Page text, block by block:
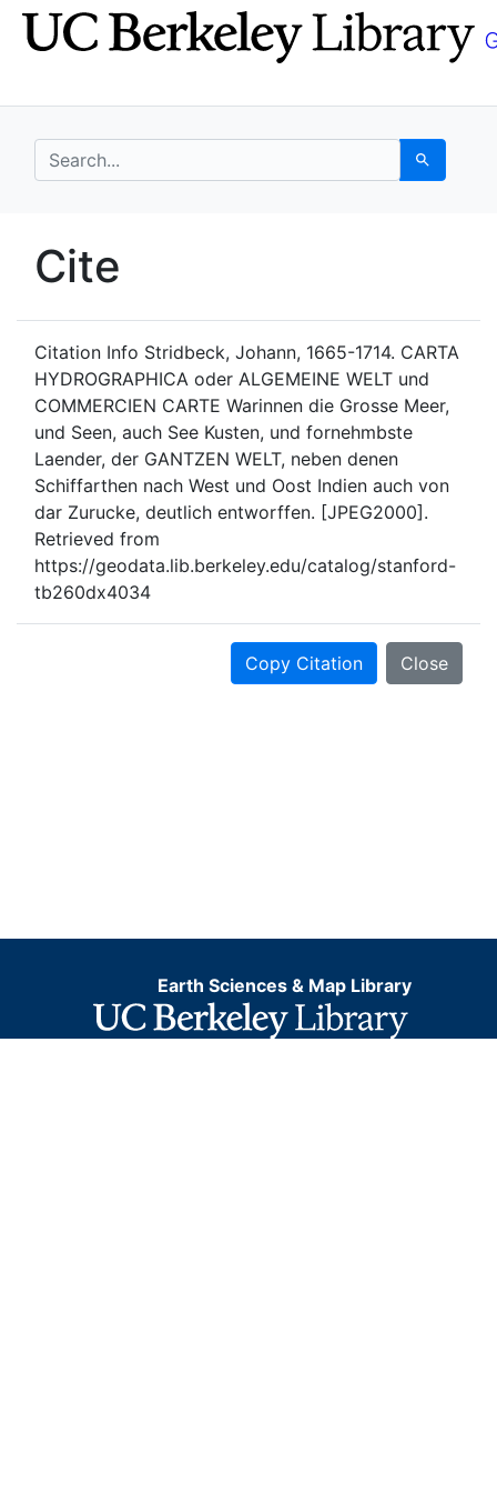
Skip
to
Skip to
main
search for Search
UC Berkeley GeoData
Cite
Citation Info Stridbeck, Johann, 1665-1714. CARTA
HYDROGRAPHICA oder ALGEMEINE WELT und
COMMERCIEN CARTE Warinnen die Grosse Meer,
und Seen, auch See Kusten, und fornehmbste
Laender, der GANTZEN WELT, neben denen
Schiffarthen nach West und Oost Indien auch von
dar Zurucke, deutlich entworffen. [JPEG2000].
Retrieved from
https://geodata.lib.berkeley.edu/catalog/stanford-
tb260dx4034
Copy Citation Close
Earth Sciences & Map Library